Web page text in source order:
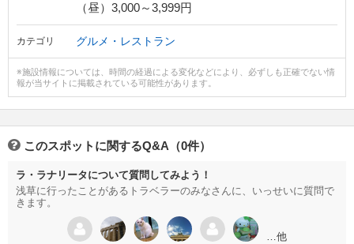
（昼）3,000～3,999円
カテゴリ グルメ・レストラン
※施設情報については、時間の経過による変化などにより、必ずしも正確でない情
報が当サイトに掲載されている可能性があります。
このスポットに関するQ&A（0件）
ラ・ラナリータについて質問してみよう！
浅草に行ったことがあるトラベラーのみなさんに、いっせいに質問で
きます。
…他